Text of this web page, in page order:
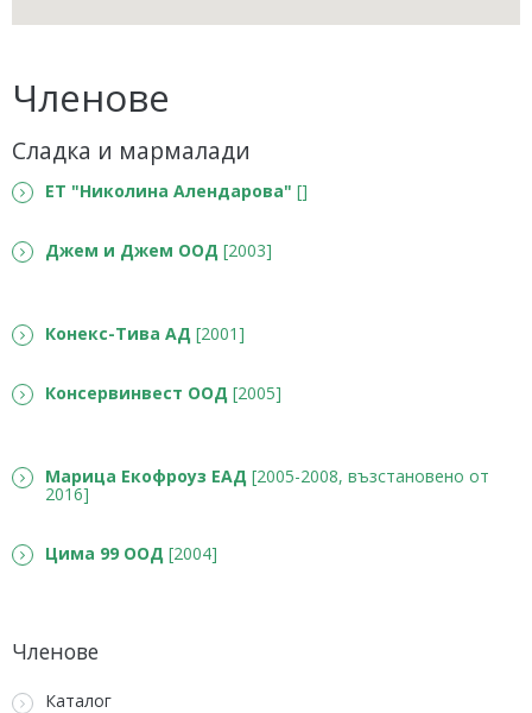
Членове
Сладка и мармалади
ET "Николина Алендарова" []
Джем и Джем ООД [2003]
Конекс-Тива АД [2001]
Консервинвест ООД [2005]
Марица Екофроуз ЕАД [2005-2008, възстановено от
2016]
Цима 99 ООД [2004]
Членове
Каталог